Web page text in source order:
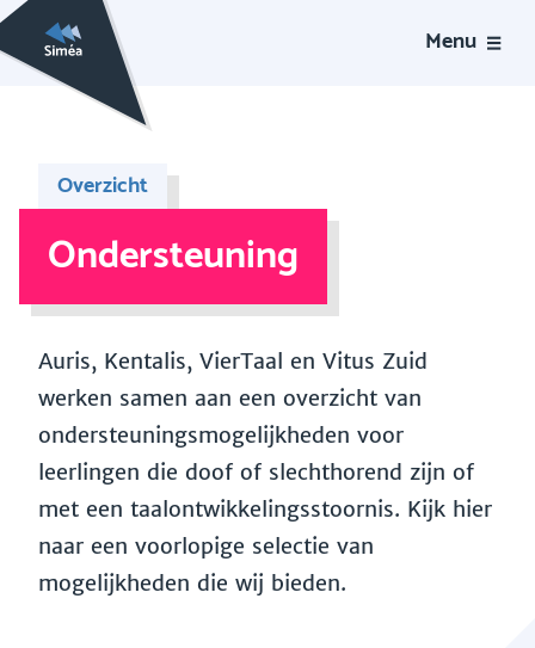
Menu
Overzicht
Ondersteuning
Auris, Kentalis, VierTaal en Vitus Zuid
werken samen aan een overzicht van
ondersteuningsmogelijkheden voor
leerlingen die doof of slechthorend zijn of
met een taalontwikkelingsstoornis. Kijk hier
naar een voorlopige selectie van
mogelijkheden die wij bieden.